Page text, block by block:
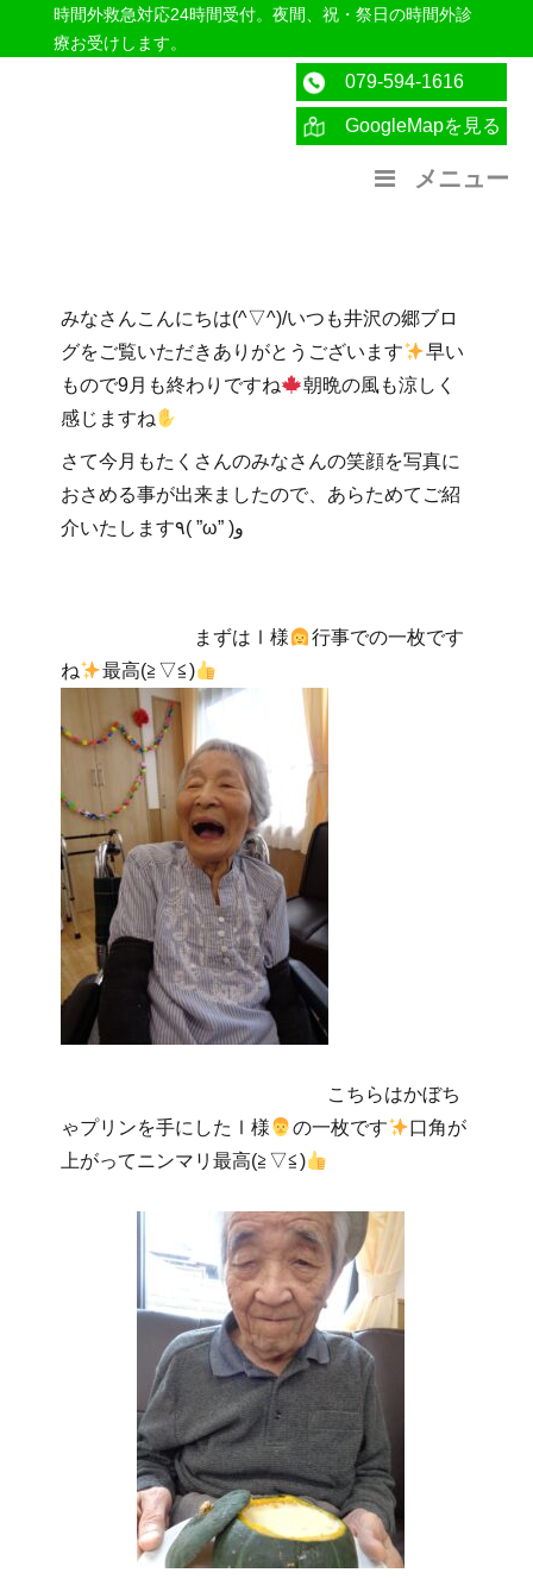
時間外救急対応24時間受付。夜間、祝・祭日の時間外診
療お受けします。
医療法人社団紀洋会 公式サイト
079-594-1616
GoogleMapを見る
メニュー
みなさんこんにちは(^▽^)/いつも井沢の郷ブロ
グをご覧いただきありがとうございます
早い
もので9月も終わりですね
朝晩の風も涼しく
感じますね
さて今月もたくさんのみなさんの笑顔を写真に
おさめる事が出来ましたので、あらためてご紹
まずはⅠ様
行事での一枚です
ね
最高(≧▽≦)
こちらはかぼち
ゃプリンを手にしたⅠ様
の一枚です
口角が
上がってニンマリ最高(≧▽≦)